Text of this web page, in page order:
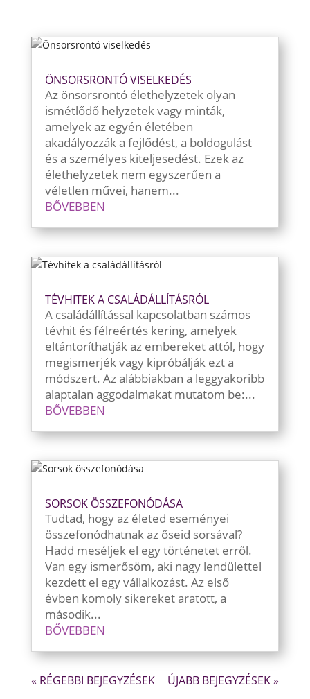
ÖNSORSRONTÓ VISELKEDÉS
Az önsorsrontó élethelyzetek olyan
ismétlődő helyzetek vagy minták,
amelyek az egyén életében
akadályozzák a fejlődést, a boldogulást
és a személyes kiteljesedést. Ezek az
élethelyzetek nem egyszerűen a
véletlen művei, hanem...
BŐVEBBEN
TÉVHITEK A CSALÁDÁLLÍTÁSRÓL
A családállítással kapcsolatban számos
tévhit és félreértés kering, amelyek
eltántoríthatják az embereket attól, hogy
megismerjék vagy kipróbálják ezt a
módszert. Az alábbiakban a leggyakoribb
alaptalan aggodalmakat mutatom be:...
BŐVEBBEN
SORSOK ÖSSZEFONÓDÁSA
Tudtad, hogy az életed eseményei
összefonódhatnak az őseid sorsával?
Hadd meséljek el egy történetet erről.
Van egy ismerősöm, aki nagy lendülettel
kezdett el egy vállalkozást. Az első
évben komoly sikereket aratott, a
második...
BŐVEBBEN
« RÉGEBBI BEJEGYZÉSEK ÚJABB BEJEGYZÉSEK »